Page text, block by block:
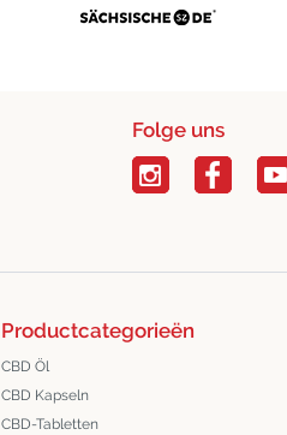
Folge uns
Productcategorieën
CBD Öl
CBD Kapseln
CBD-Tabletten